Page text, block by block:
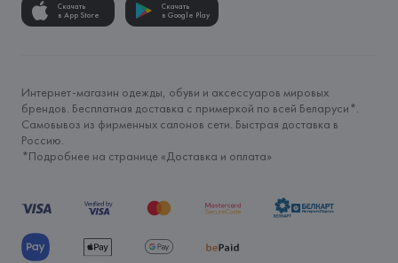
Скачать
в App Store
Скачать
в Google Play
Интернет-магазин одежды, обуви и аксессуаров мировых
брендов. Бесплатная доставка с примеркой по всей Беларуси*.
Самовывоз из фирменных салонов сети. Быстрая доставка в
Россию.
*Подробнее на странице «Доставка и оплата»